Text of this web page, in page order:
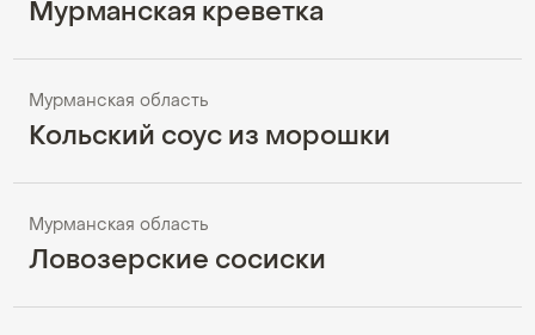
Мурманская креветка
Мурманская область
Кольский соус из морошки
Мурманская область
Ловозерские сосиски